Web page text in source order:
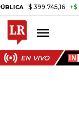
$ 399.745,16 +$ 2.295,71
EN VIVO